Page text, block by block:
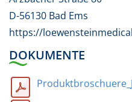
D-56130 Bad Ems
https://
DOKUMENTE